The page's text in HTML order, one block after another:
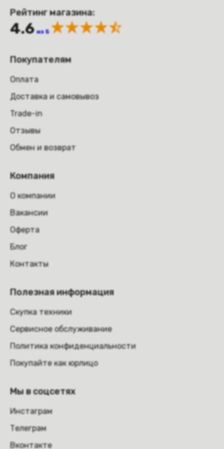
Рейтинг магазина:
4.6 из 5
Покупателям
Оплата
Доставка и самовывоз
Trade-in
Отзывы
Обмен и возврат
Компания
О компании
Вакансии
Оферта
Блог
Контакты
Полезная информация
Скупка техники
Сервисное обслуживание
Политика конфиденциальности
Покупайте как юрлицо
Мы в соцсетях
Инстаграм
Телеграм
Вконтакте